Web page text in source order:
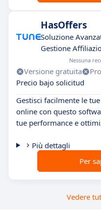
HasOffers
Soluzione
Gestione
Nessuna
Versione gratuita
Precio bajo solicitud
Gestisci facilmente le
online con questo
tue performance e
Più dettagli
Per
Vedere